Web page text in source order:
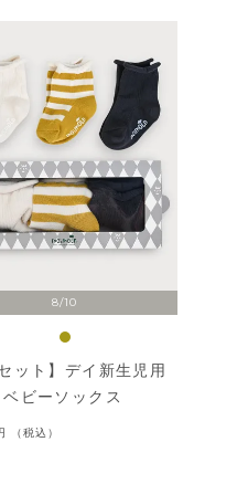
8/10
ット】デイ新生児用
ビーソックス
税込